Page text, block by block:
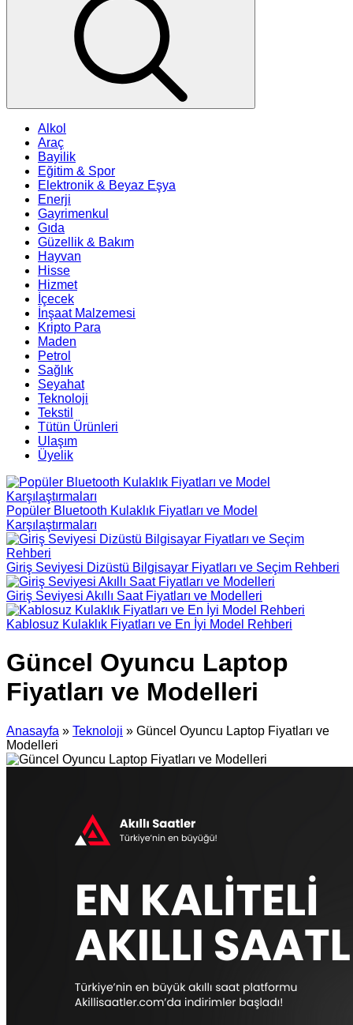
Alkol
Araç
Bayilik
Eğitim & Spor
Elektronik & Beyaz Eşya
Enerji
Gayrimenkul
Gıda
Güzellik & Bakım
Hayvan
Hisse
Hizmet
İçecek
İnşaat Malzemesi
Kripto Para
Maden
Petrol
Sağlık
Seyahat
Teknoloji
Tekstil
Tütün Ürünleri
Ulaşım
Üyelik
Popüler Bluetooth Kulaklık Fiyatları ve Model
Karşılaştırmaları
Giriş Seviyesi Dizüstü Bilgisayar Fiyatları ve Seçim Rehberi
Giriş Seviyesi Akıllı Saat Fiyatları ve Modelleri
Kablosuz Kulaklık Fiyatları ve En İyi Model Rehberi
Güncel Oyuncu Laptop
Fiyatları ve Modelleri
Anasayfa » Teknoloji » Güncel Oyuncu Laptop Fiyatları ve
Modelleri